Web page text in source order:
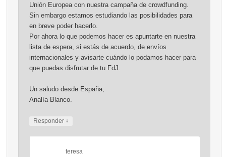
Unión Europea con nuestra campaña de crowdfunding.
Sin embargo estamos estudiando las posibilidades para
en breve poder hacerlo.
Por ahora lo que podemos hacer es apuntarte en nuestra
lista de espera, si estás de acuerdo, de envíos
internacionales y avisarte cuándo lo podamos hacer para
que puedas disfrutar de tu FdJ.
Un saludo desde España,
Analía Blanco.
Responder ↓
teresa